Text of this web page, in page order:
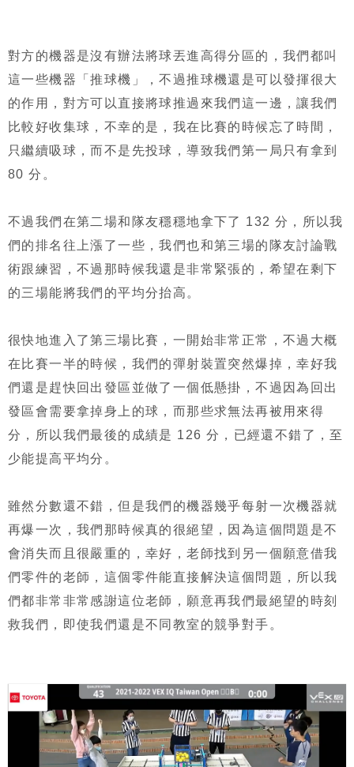
對方的機器是沒有辦法將球丟進高得分區的，我們都叫
這一些機器「推球機」，不過推球機還是可以發揮很大
的作用，對方可以直接將球推過來我們這一邊，讓我們
比較好收集球，不幸的是，我在比賽的時候忘了時間，
只繼續吸球，而不是先投球，導致我們第一局只有拿到
80 分。
不過我們在第二場和隊友穩穩地拿下了 132 分，所以我
們的排名往上漲了一些，我們也和第三場的隊友討論戰
術跟練習，不過那時候我還是非常緊張的，希望在剩下
的三場能將我們的平均分抬高。
很快地進入了第三場比賽，一開始非常正常，不過大概
在比賽一半的時候，我們的彈射裝置突然爆掉，幸好我
們還是趕快回出發區並做了一個低懸掛，不過因為回出
發區會需要拿掉身上的球，而那些求無法再被用來得
分，所以我們最後的成績是 126 分，已經還不錯了，至
少能提高平均分。
雖然分數還不錯，但是我們的機器幾乎每射一次機器就
再爆一次，我們那時候真的很絕望，因為這個問題是不
會消失而且很嚴重的，幸好，老師找到另一個願意借我
們零件的老師，這個零件能直接解決這個問題，所以我
們都非常非常感謝這位老師，願意再我們最絕望的時刻
救我們，即使我們還是不同教室的競爭對手。